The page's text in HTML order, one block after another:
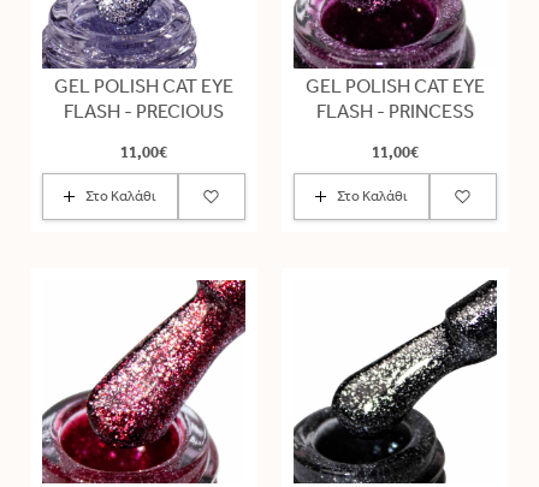
GEL POLISH CAT EYE
FLASH - PRECIOUS
11,00€
Στο Καλάθι
GEL POLISH CAT EYE
FLASH - PRINCESS
11,00€
Στο Καλάθι